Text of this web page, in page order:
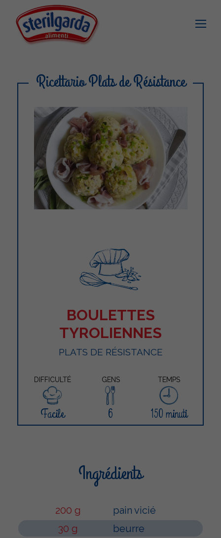
Ricettario Plats de Résistance
BOULETTES
TYROLIENNES
PLATS DE RÉSISTANCE
DIFFICULTÉ GENS TEMPS
Facile 6 150 minuti
Ingrédients
200 g
pain vicié
30 g
beurre